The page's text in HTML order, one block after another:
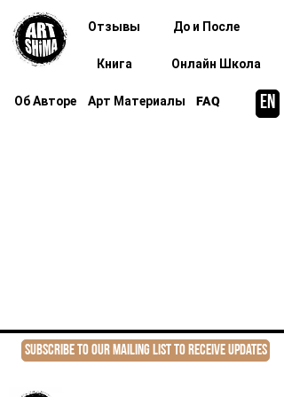
Отзывы До и После
Книга Онлайн Школа
Об Авторе Арт Материалы FAQ EN
Subscribe to our mailing list to receive updates